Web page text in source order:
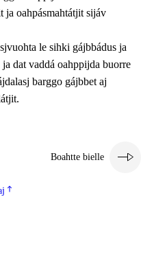
ja oahpásmahtátjit sijáv
le sihki gájbbádus ja
dat vaddá oahppijda buorre
barggo gájbbet aj
Boahtte bielle